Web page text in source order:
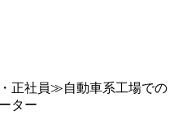
正社員≫自動車系工場での
ター